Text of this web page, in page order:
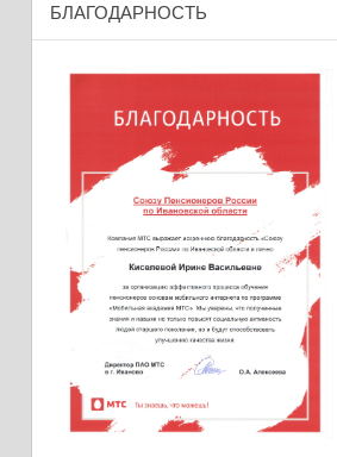
БЛАГОДАРНОСТЬ